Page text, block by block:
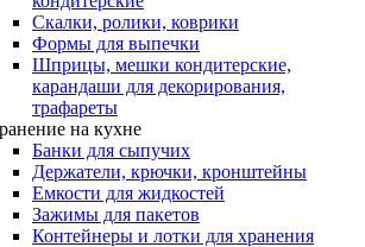
Скалки, ролики, коврики
Формы для выпечки
Шприцы, мешки кондитерские,
карандаши для декорирования,
трафареты
на кухне
Банки для сыпучих
Держатели, крючки, кронштейны
Емкости для жидкостей
Зажимы для пакетов
Контейнеры и лотки для хранения